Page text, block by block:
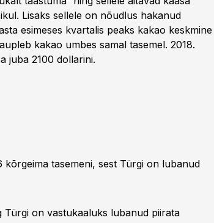
Lisaks sellele on nõudlus hakanud
esimeses kvartalis peaks kakao keskmine
kakao umbes samal tasemel. 2018.
juba 2100 dollarini.
kõrgeima tasemeni, sest Türgi on lubanud
Türgi on vastukaaluks lubanud piirata